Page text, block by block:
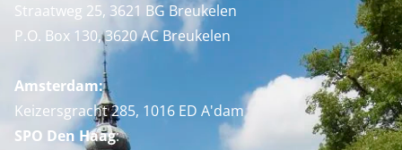
Straatweg 25, 3621 BG Breukelen
P.O. Box 130, 3620 AC Breukelen
Amsterdam:
Keizersgracht 285, 1016 ED A'dam
SPO Den Haag: